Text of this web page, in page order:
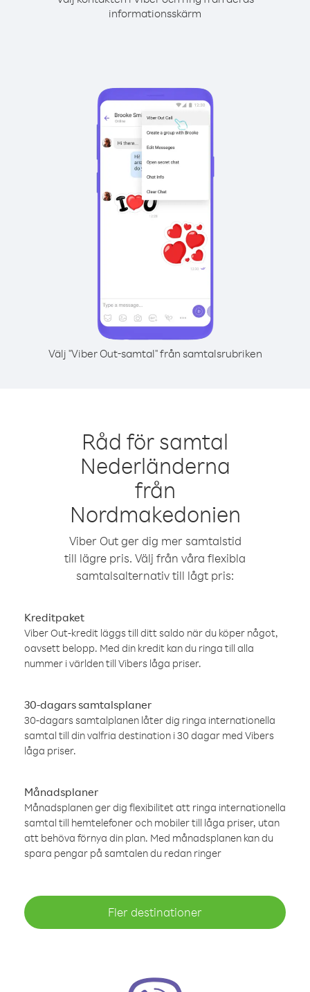
informationsskärm
Välj "Viber Out-samtal" från samtalsrubriken
Råd för samtal
Nederländerna
från
Nordmakedonien
Viber Out ger dig mer samtalstid
till lägre pris. Välj från våra flexibla
samtalsalternativ till lågt pris:
Kreditpaket
Viber Out-kredit läggs till ditt saldo när du köper något,
oavsett belopp. Med din kredit kan du ringa till alla
nummer i världen till Vibers låga priser.
30-dagars samtalsplaner
30-dagars samtalplanen låter dig ringa internationella
samtal till din valfria destination i 30 dagar med Vibers
låga priser.
Månadsplaner
Månadsplanen ger dig flexibilitet att ringa internationella
samtal till hemtelefoner och mobiler till låga priser, utan
att behöva förnya din plan. Med månadsplanen kan du
spara pengar på samtalen du redan ringer
Fler destinationer